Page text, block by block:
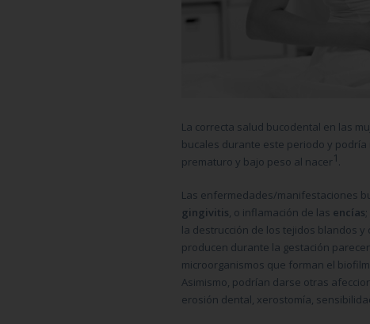
La correcta salud bucodental en las
bucales durante este periodo y
prematuro y bajo peso al nacer1.
Las enfermedades/manifestaciones
gingivitis, o inflamación de las encías
la destrucción de los tejidos blandos
producen durante la gestación
microorganismos que forman el
Asimismo, podrían darse otras
erosión dental, xerostomía,